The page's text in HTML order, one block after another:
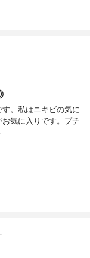
。私はニキビの気に
気に入りです。プチ